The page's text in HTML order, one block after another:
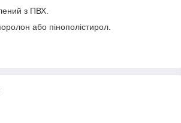
з ПВХ.
або пінополістирол.